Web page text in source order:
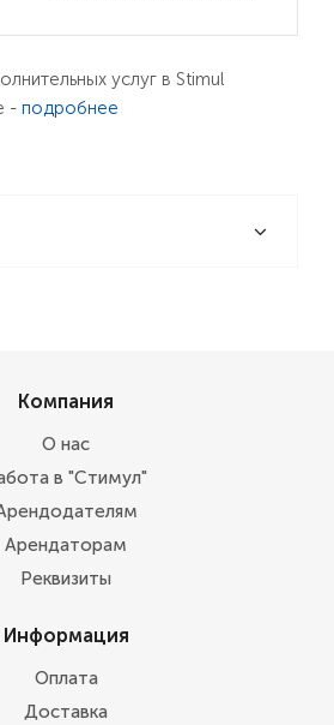
услуг в Stimul
- подробнее
Компания
О нас
в "Стимул"
Арендаторам
Реквизиты
Информация
Оплата
Доставка